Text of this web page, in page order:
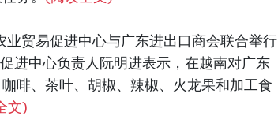
业贸易促进中心与广东进出口商会联合举行
进中心负责人阮明进表示，在越南对广东
啡、茶叶、胡椒、辣椒、火龙果和加工食
文)